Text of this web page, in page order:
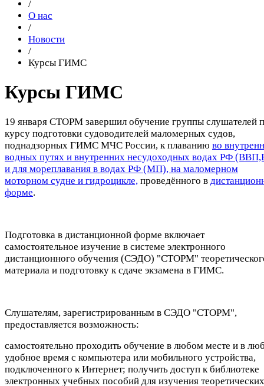
/
О нас
/
Новости
/
Курсы ГИМС
Курсы ГИМС
19 января СТОРМ завершил обучение группы слушателей
курсу подготовки судоводителей маломерных судов,
поднадзорных ГИМС МЧС России, к плаванию во
водных путях и внутренних несудоходных водах РФ
и для мореплавания в водах РФ (МП), на маломерном
моторном судне и гидроцикле, проведённого в
форме.
Подготовка в дистанционной форме включает
самостоятельное изучение в системе электронного
дистанционного обучения (СЭДО) "СТОРМ"
материала и подготовку к сдаче экзамена в ГИМС.
Слушателям, зарегистрированным в СЭДО "СТОРМ",
предоставляется возможность:
самостоятельно проходить обучение в любом месте и в
удобное время с компьютера или мобильного устройства,
подключенного к Интернет; получить доступ к библиотеке
электронных учебных пособий для изучения теоретических